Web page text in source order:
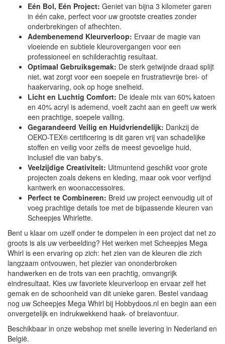
Eén Bol, Eén Project: Geniet van bijna 3 kilometer garen
in één cake, perfect voor uw grootste creaties zonder
onderbrekingen of afhechten.
Adembenemend Kleurverloop: Ervaar de magie van
vloeiende en subtiele kleurovergangen voor een
professioneel en schilderachtig resultaat.
Optimaal Gebruiksgemak: De sterk getwijnde draad splijt
niet, wat zorgt voor een soepele en frustratievrije brei- of
haakervaring, ook op hoge snelheid.
Licht en Luchtig Comfort: De ideale mix van 60% katoen
en 40% acryl is ademend, voelt zacht aan en geeft uw werk
een prachtige, soepele valling.
Gegarandeerd Veilig en Huidvriendelijk: Dankzij de
OEKO-TEX® certificering is dit garen vrij van schadelijke
stoffen en veilig voor zelfs de meest gevoelige huid,
inclusief die van baby's.
Veelzijdige Creativiteit: Uitmuntend geschikt voor grote
projecten zoals dekens en kleding, maar ook voor verfijnd
kantwerk en woonaccessoires.
Perfect te Combineren: Breid uw project eenvoudig uit of
voeg prachtige details toe met de bijpassende kleuren van
Scheepjes Whirlette.
Bent u klaar om uzelf onder te dompelen in een project dat net zo
groots is als uw verbeelding? Het werken met Scheepjes Mega
Whirl is een ervaring op zich: het zien van de kleuren die zich
langzaam ontvouwen, het plezier van ononderbroken
handwerken en de trots van een prachtig, omvangrijk
eindresultaat. Kies uw favoriete kleurverloop en ervaar zelf het
gemak en de schoonheid van dit unieke garen. Bestel vandaag
nog uw Scheepjes Mega Whirl bij Hobbydoos.nl en begin aan een
onvergetelijk en indrukwekkend haak- of breiavontuur.
Beschikbaar in onze webshop met snelle levering in Nederland en
België.